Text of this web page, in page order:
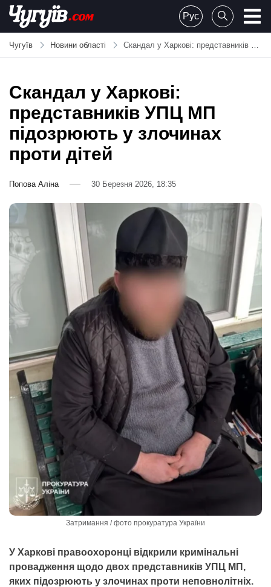
Skip
content
Chuguiv
Рус
Чугуїв Новини області Скандал у Харкові: представників УПЦ МП підозрюють у злочинах проти дітей
Скандал у Харкові:
представників УПЦ МП
підозрюють у злочинах
проти дітей
Попова Аліна 30 Березня 2026, 18:35
Затримання / фото прокуратура України
У Харкові правоохоронці відкрили кримінальні
провадження щодо двох представників УПЦ МП,
яких підозрюють у злочинах проти неповнолітніх.